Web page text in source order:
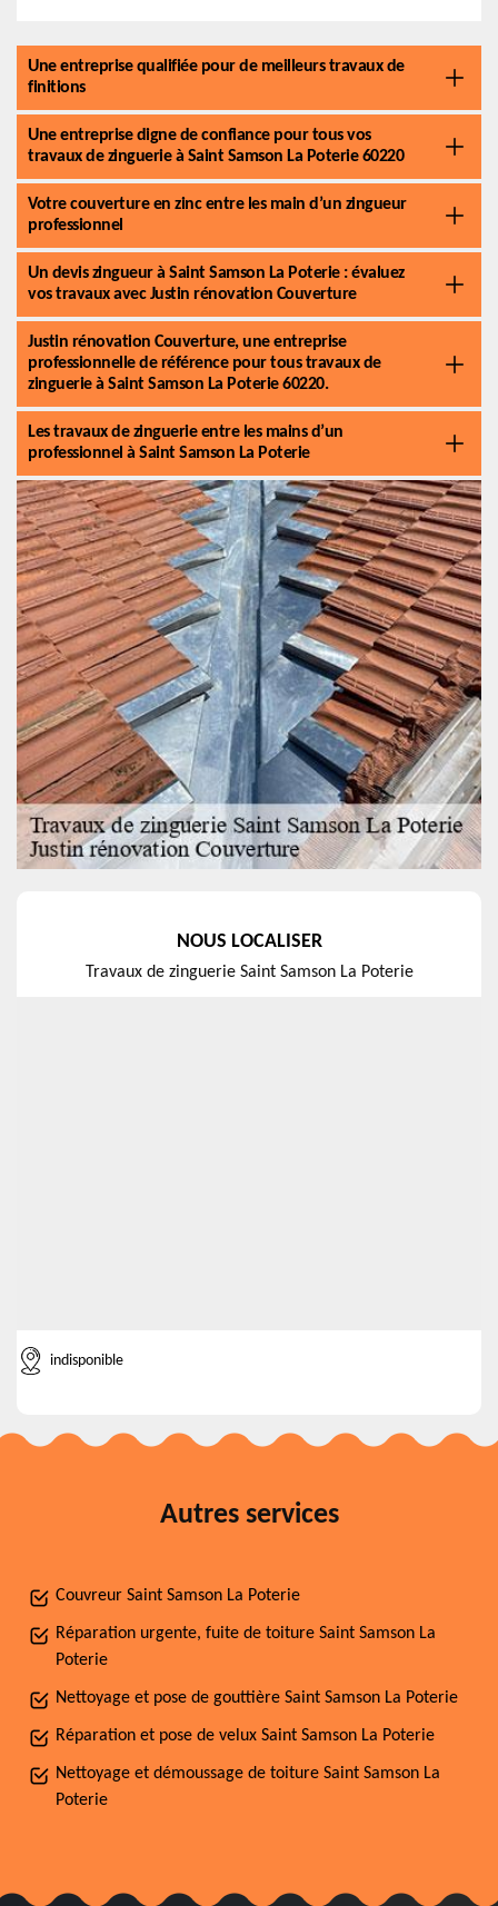
Une entreprise qualifiée pour de meilleurs travaux de
finitions
Une entreprise digne de confiance pour tous vos
travaux de zinguerie à Saint Samson La Poterie 60220
Votre couverture en zinc entre les main d’un zingueur
professionnel
Un devis zingueur à Saint Samson La Poterie : évaluez
vos travaux avec Justin rénovation Couverture
Justin rénovation Couverture, une entreprise
professionnelle de référence pour tous travaux de
zinguerie à Saint Samson La Poterie 60220.
Les travaux de zinguerie entre les mains d’un
professionnel à Saint Samson La Poterie
NOUS LOCALISER
Travaux de zinguerie Saint Samson La Poterie
indisponible
Autres services
Couvreur Saint Samson La Poterie
Réparation urgente, fuite de toiture Saint Samson La
Poterie
Nettoyage et pose de gouttière Saint Samson La Poterie
Réparation et pose de velux Saint Samson La Poterie
Nettoyage et démoussage de toiture Saint Samson La
Poterie